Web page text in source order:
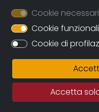
Sinossi
Le comunità
stanno pian piano
tradizioni. Per
Bertozzi arriva fino
lasciato tanti anni
sembrano essere
dimenticata.
Cookie necessari
Cookie funzionali
Cookie di
Accetta